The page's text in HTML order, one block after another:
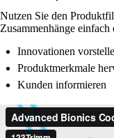
Nutzen Sie den
Zusammenhänge einfach
Innovationen
Produktmerkmale
Kunden informieren